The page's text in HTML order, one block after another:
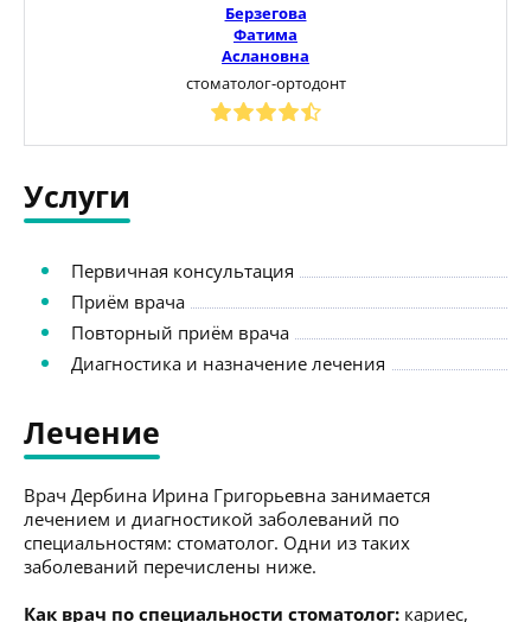
Берзегова
Фатима
Аслановна
стоматолог-ортодонт
Услуги
Первичная консультация
Приём врача
Повторный приём врача
Диагностика и назначение лечения
Лечение
Врач Дербина Ирина Григорьевна занимается
лечением и диагностикой заболеваний по
специальностям: стоматолог. Одни из таких
заболеваний перечислены ниже.
Как врач по специальности стоматолог: кариес,